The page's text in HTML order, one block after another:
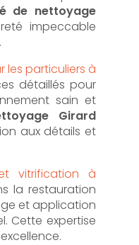
de nettoyage
impeccable
les particuliers à
détaillés pour
sain et
Girard
aux détails et
vitrification à
la restauration
et application
Cette expertise